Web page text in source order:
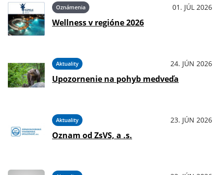
Oznámenia 01. JÚL 2026
Wellness v regióne 2026
Aktuality 24. JÚN 2026
Upozornenie na pohyb medveďa
Aktuality 23. JÚN 2026
Oznam od ZsVS, a .s.